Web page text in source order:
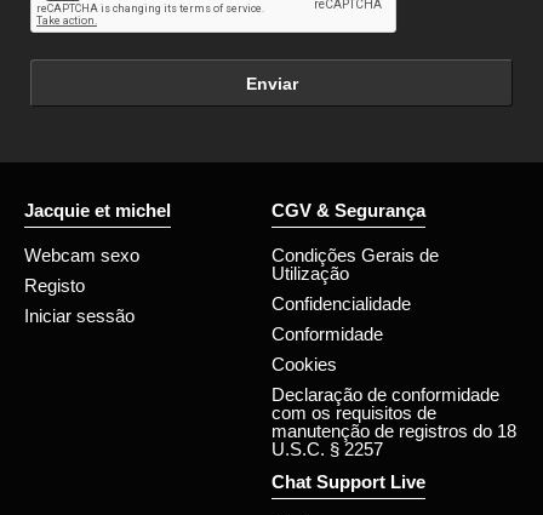
Enviar
Jacquie et michel
Webcam sexo
Registo
Iniciar sessão
CGV & Segurança
Condições Gerais de
Utilização
Confidencialidade
Conformidade
Cookies
Declaração de conformidade
com os requisitos de
manutenção de registros do 18
U.S.C. § 2257
Chat Support Live